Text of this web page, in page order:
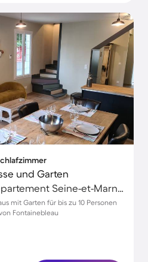
und Garten
Fontainebleau, Département Seine-et-Marne, Frankreich
mit Garten für bis zu 10 Personen
Fontainebleau